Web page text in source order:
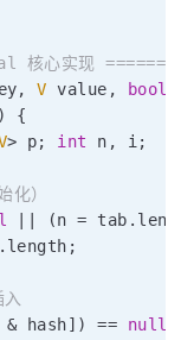
核心实现
, V value ,
)
{
> p; int n , i;
）
(n = tab .
. length ;
& hash] ) == null